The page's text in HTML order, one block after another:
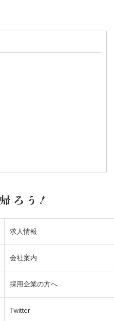
求人情報
会社案内
採用企業の方へ
Twitter